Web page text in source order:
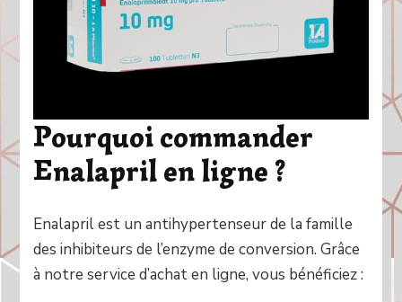
Pourquoi commander
Enalapril en ligne ?
Enalapril est un antihypertenseur de la famille
des inhibiteurs de l’enzyme de conversion. Grâce
à notre service d’achat en ligne, vous bénéficiez :